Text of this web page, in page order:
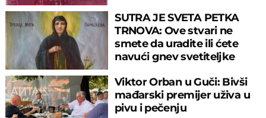
SUTRA JE SVETA PETKA
TRNOVA: Ove stvari ne
smete da uradite ili ćete
navući gnev svetiteljke
Viktor Orban u Guči: Bivši
mađarski premijer uživa u
pivu i pečenju